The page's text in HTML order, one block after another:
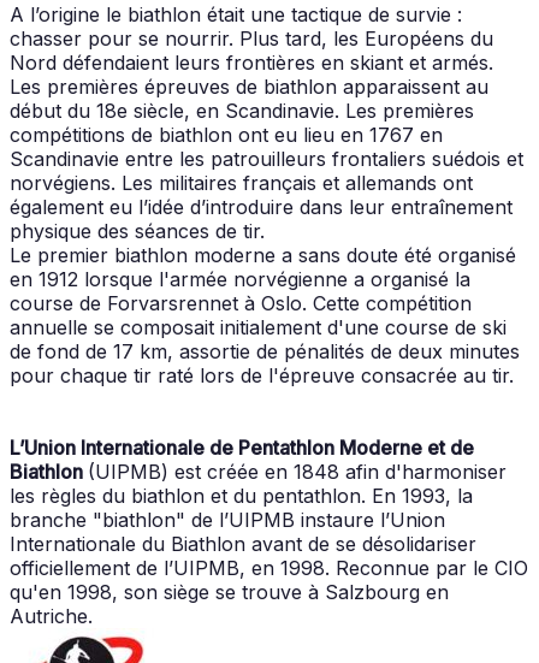
A l’origine le biathlon était une tactique de survie :
chasser pour se nourrir. Plus tard, les Européens du
Nord défendaient leurs frontières en skiant et armés.
Les premières épreuves de biathlon apparaissent au
début du 18e siècle, en Scandinavie. Les premières
compétitions de biathlon ont eu lieu en 1767 en
Scandinavie entre les patrouilleurs frontaliers suédois et
norvégiens. Les militaires français et allemands ont
également eu l’idée d’introduire dans leur entraînement
physique des séances de tir.
Le premier biathlon moderne a sans doute été organisé
en 1912 lorsque l'armée norvégienne a organisé la
course de Forvarsrennet à Oslo. Cette compétition
annuelle se composait initialement d'une course de ski
de fond de 17 km, assortie de pénalités de deux minutes
pour chaque tir raté lors de l'épreuve consacrée au tir.
L’Union Internationale de Pentathlon Moderne et de
Biathlon (UIPMB) est créée en 1848 afin d'harmoniser
les règles du biathlon et du pentathlon. En 1993, la
branche "biathlon" de l’UIPMB instaure l’Union
Internationale du Biathlon avant de se désolidariser
officiellement de l’UIPMB, en 1998. Reconnue par le CIO
qu'en 1998, son siège se trouve à Salzbourg en
Autriche.